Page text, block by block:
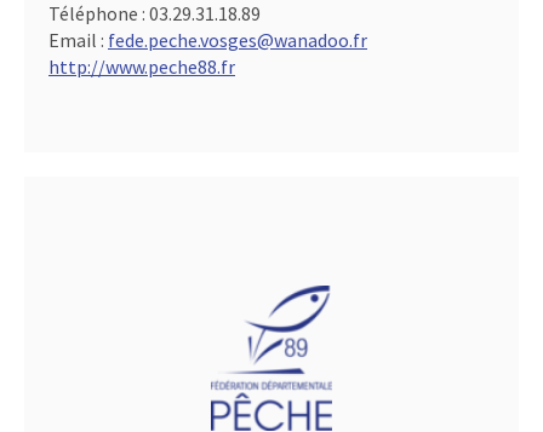
Téléphone : 03.29.31.18.89
Email : fede.peche.vosges@wanadoo.fr
http://www.peche88.fr